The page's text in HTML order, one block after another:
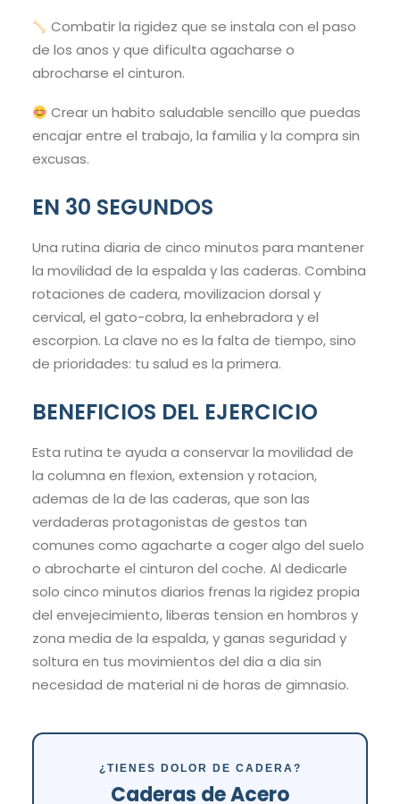
Combatir la rigidez que se instala con el paso
de los anos y que dificulta agacharse o
abrocharse el cinturon.
Crear un habito saludable sencillo que puedas
encajar entre el trabajo, la familia y la compra sin
excusas.
EN 30 SEGUNDOS
Una rutina diaria de cinco minutos para mantener
la movilidad de la espalda y las caderas. Combina
rotaciones de cadera, movilizacion dorsal y
cervical, el gato-cobra, la enhebradora y el
escorpion. La clave no es la falta de tiempo, sino
de prioridades: tu salud es la primera.
BENEFICIOS DEL EJERCICIO
Esta rutina te ayuda a conservar la movilidad de
la columna en flexion, extension y rotacion,
ademas de la de las caderas, que son las
verdaderas protagonistas de gestos tan
comunes como agacharte a coger algo del suelo
o abrocharte el cinturon del coche. Al dedicarle
solo cinco minutos diarios frenas la rigidez propia
del envejecimiento, liberas tension en hombros y
zona media de la espalda, y ganas seguridad y
soltura en tus movimientos del dia a dia sin
necesidad de material ni de horas de gimnasio.
¿TIENES DOLOR DE CADERA?
Caderas de Acero